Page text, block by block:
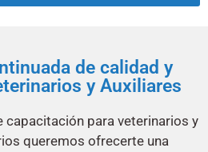
de calidad y
y Auxiliares
capacitación para veterinarios y
queremos ofrecerte una